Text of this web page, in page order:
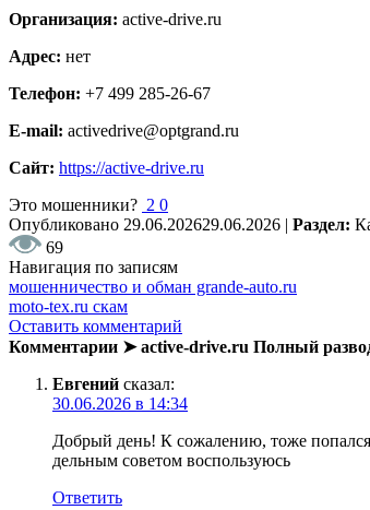
Организация: active-drive.ru
Адрес: нет
Телефон: +7 499 285-26-67
E-mail: activedrive@optgrand.ru
Сайт: https://active-drive.ru
Это мошенники? 2 0
Опубликовано 29.06.202629.06.2026 | Раздел:
69
Навигация по записям
мошенничество и обман grande-auto.ru
moto-tex.ru скам
Оставить комментарий
Комментарии ➤ active-drive.ru Полный
Евгений сказал:
30.06.2026 в 14:34
Добрый день! К сожалению, тоже попался
дельным советом воспользуюсь
Ответить